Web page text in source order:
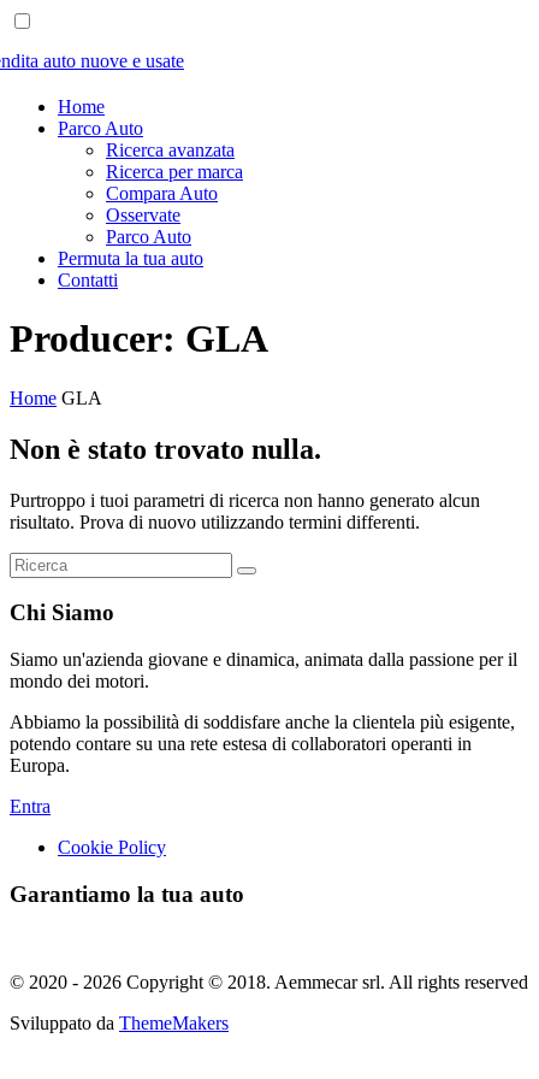
Home
Parco Auto
Ricerca avanzata
Ricerca per marca
Compara Auto
Osservate
Parco Auto
Permuta la tua auto
Contatti
Producer: GLA
Home GLA
Non è stato trovato nulla.
Purtroppo i tuoi parametri di ricerca non hanno generato alcun
risultato. Prova di nuovo utilizzando termini differenti.
Chi Siamo
Siamo un'azienda giovane e dinamica, animata dalla passione per il
mondo dei motori.
Abbiamo la possibilità di soddisfare anche la clientela più esigente,
potendo contare su una rete estesa di collaboratori operanti in
Europa.
Entra
Cookie Policy
Garantiamo la tua auto
© 2020 - 2026 Copyright © 2018. Aemmecar srl. All rights reserved
Sviluppato da ThemeMakers